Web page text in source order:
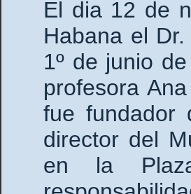
El dia 12 de
Habana el
1º de junio
profesora
fue fundador
director del
en la